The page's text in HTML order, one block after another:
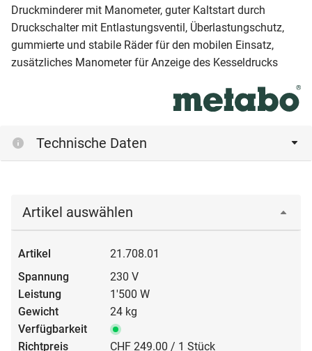
Druckminderer mit Manometer, guter Kaltstart durch
Druckschalter mit Entlastungsventil, Überlastungschutz,
gummierte und stabile Räder für den mobilen Einsatz,
zusätzliches Manometer für Anzeige des Kesseldrucks
Technische Daten
Artikel auswählen
21.708.01
230 V
1'500 W
24 kg
CHF 249.00 / 1 Stück